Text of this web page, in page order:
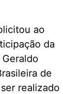
ao
da
de
realizado